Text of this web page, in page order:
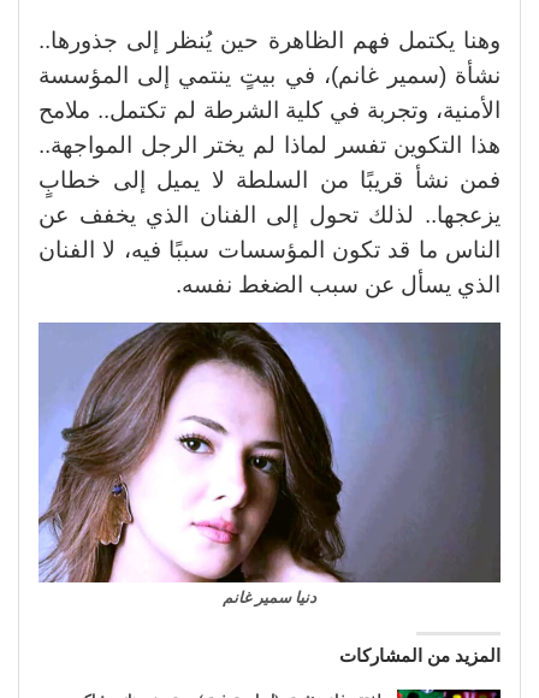
وهنا يكتمل فهم الظاهرة حين يُنظر إلى جذورها..
نشأة (سمير غانم)، في بيتٍ ينتمي إلى المؤسسة
الأمنية، وتجربة في كلية الشرطة لم تكتمل.. ملامح
هذا التكوين تفسر لماذا لم يختر الرجل المواجهة..
فمن نشأ قريبًا من السلطة لا يميل إلى خطابٍ
يزعجها.. لذلك تحول إلى الفنان الذي يخفف عن
الناس ما قد تكون المؤسسات سببًا فيه، لا الفنان
الذي يسأل عن سبب الضغط نفسه.
دنيا سمير غانم
المزيد من المشاركات